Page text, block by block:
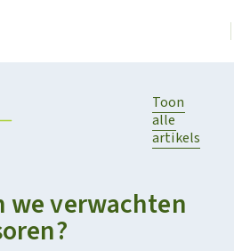
Toon
alle
artikels
we verwachten